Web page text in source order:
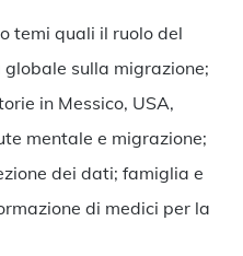
temi quali il ruolo del
globale sulla migrazione;
in Messico, USA,
mentale e migrazione;
dei dati; famiglia e
di medici per la